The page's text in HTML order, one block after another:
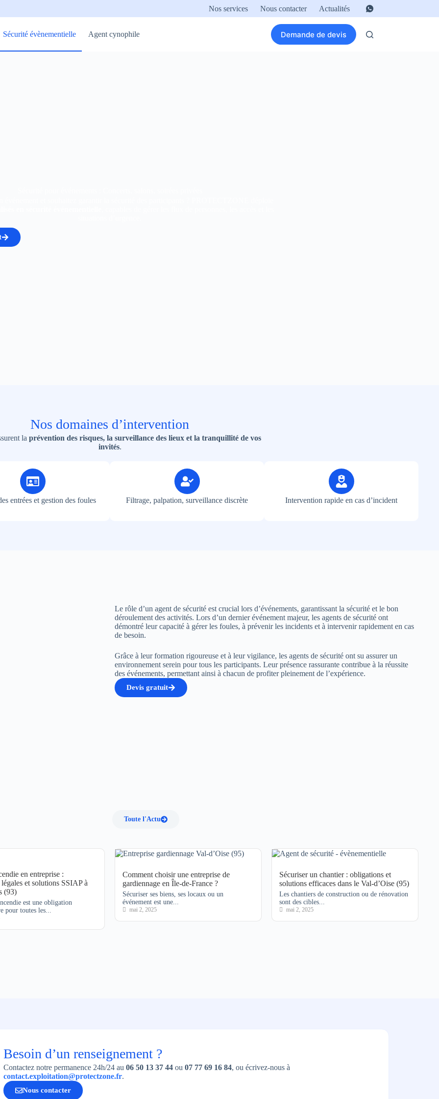
Nos services Nous contacter Actualités
Sécurité évènementielle Agent cynophile Demande de devis
Nos domaines d’intervention
la prévention des risques, la surveillance des lieux et la tranquillité de vos
invités.
entrées et gestion des foules Filtrage, palpation, surveillance discrète Intervention rapide en cas d’incident
Le rôle d’un agent de sécurité est crucial lors d’événements, garantissant la sécurité et le bon
déroulement des activités. Lors d’un dernier événement majeur, les agents de sécurité ont
démontré leur capacité à gérer les foules, à prévenir les incidents et à intervenir rapidement en cas
de besoin.
Grâce à leur formation rigoureuse et à leur vigilance, les agents de sécurité ont su assurer un
environnement serein pour tous les participants. Leur présence rassurante contribue à la réussite
des événements, permettant ainsi à chacun de profiter pleinement de l’expérience.
Devis gratuit
Toute l'Actu
en entreprise :
et solutions SSIAP à
(93)
est une obligation
pour toutes les...
Comment choisir une entreprise de
gardiennage en Île-de-France ?
Sécuriser ses biens, ses locaux ou un
événement est une...
mai 2, 2025
Sécuriser un chantier : obligations et
solutions efficaces dans le Val-d’Oise (95)
Les chantiers de construction ou de rénovation
sont des cibles...
mai 2, 2025
Besoin d’un renseignement ?
Contactez notre permanence 24h/24 au 06 50 13 37 44ou 07 77 69 16 84, ou écrivez-nous à
contact.exploitation@protectzone.fr.
Nous contacter